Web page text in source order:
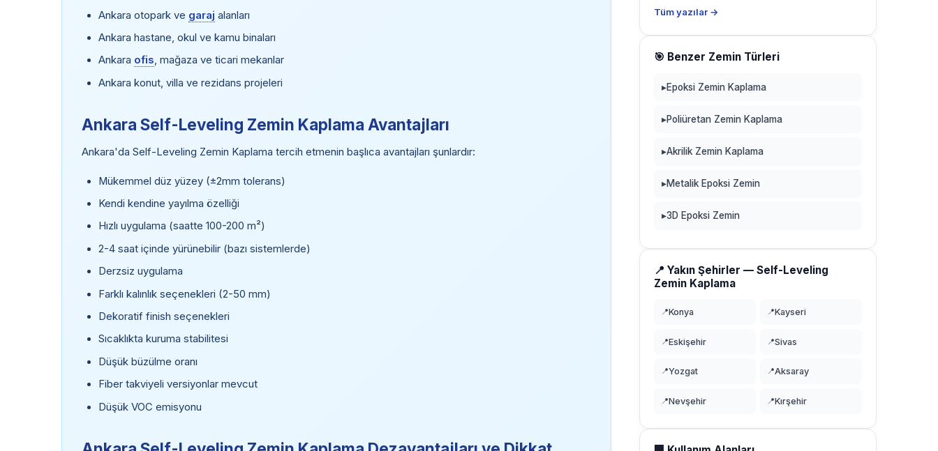
Ankara otopark ve garaj alanları
Ankara hastane, okul ve kamu binaları
Ankara ofis, mağaza ve ticari mekanlar
Ankara konut, villa ve rezidans projeleri
Ankara Self-Leveling Zemin Kaplama Avantajları
Ankara'da Self-Leveling Zemin Kaplama tercih etmenin başlıca avantajları şunlardır:
Mükemmel düz yüzey (±2mm tolerans)
Kendi kendine yayılma özelliği
Hızlı uygulama (saatte 100-200 m²)
2-4 saat içinde yürünebilir (bazı sistemlerde)
Derzsiz uygulama
Farklı kalınlık seçenekleri (2-50 mm)
Dekoratif finish seçenekleri
Sıcaklıkta kuruma stabilitesi
Düşük büzülme oranı
Fiber takviyeli versiyonlar mevcut
Düşük VOC emisyonu
Tüm yazılar →
🎯 Benzer Zemin Türleri
▸Epoksi Zemin Kaplama
▸Poliüretan Zemin Kaplama
▸Akrilik Zemin Kaplama
▸Metalik Epoksi Zemin
▸3D Epoksi Zemin
📍 Yakın Şehirler — Self-Leveling
Zemin Kaplama
📍Konya 📍Kayseri
📍Eskişehir 📍Sivas
📍Yozgat 📍Aksaray
📍Nevşehir 📍Kırşehir